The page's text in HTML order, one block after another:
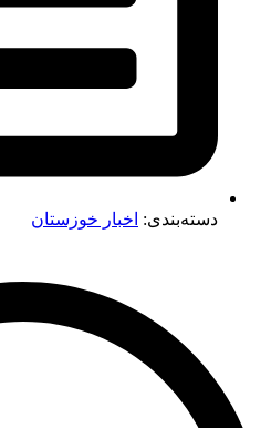
دسته‌بندی: اخبار خوزستان